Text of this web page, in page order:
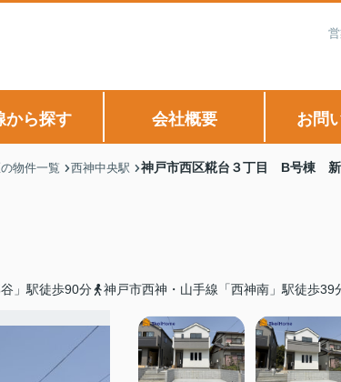
から探す 会社概要 お問
物件一覧 西神中央駅 神戸市西区糀台３丁目 B号棟 新
」駅徒歩90分 神戸市西神・山手線「西神南」駅徒歩39